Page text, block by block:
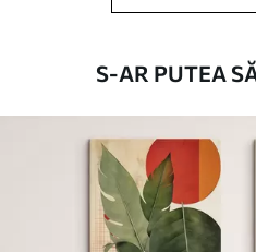
Standard
160 .02
Culori vii și intense
Rezistent la decolorare
Cerneală sigură și inodoră
S-AR PUTEA